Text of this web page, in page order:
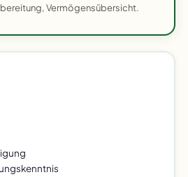
Vermögensübersicht.